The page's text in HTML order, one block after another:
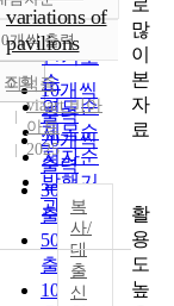
정확도
순
인기도
순
연도순
제목순
저자순
발행기
관순
내림차순
개씩 출력
10개씩
출력
20개씩
출력
30개씩
출력
50개씩
출력
100개씩
조회
variations of
pavilions
이덕종
viaart 비아
아트
2025
복
사/
대
출
신
로
많
이
본
자
료
활
용
도
높